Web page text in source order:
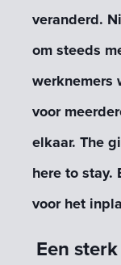
veranderd.
om steeds
werknemers
voor
elkaar. The
here to stay.
voor het
Een